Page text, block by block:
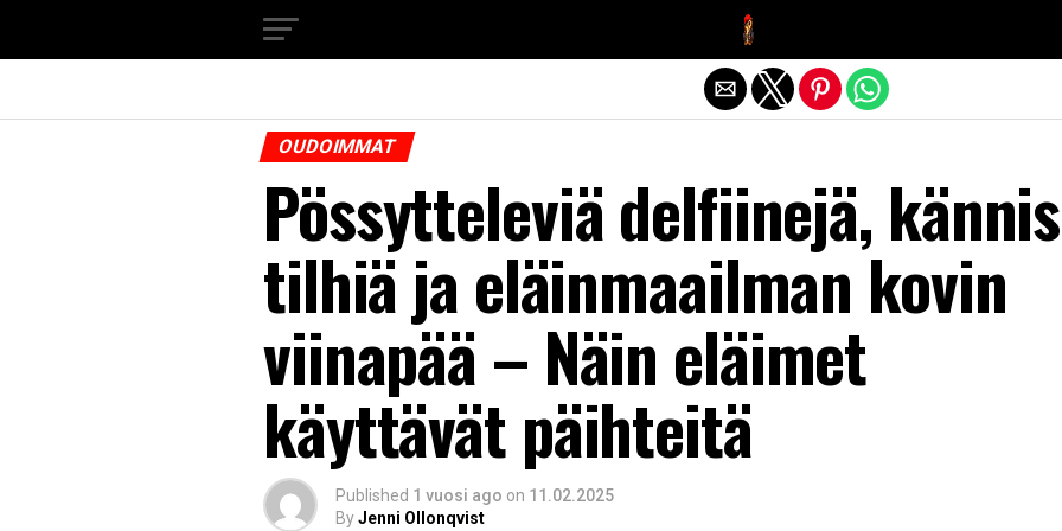
OUDOIMMAT
Pössytteleviä delfiinejä,
tilhiä ja eläinmaailman kovin
viinapää – Näin eläimet
käyttävät päihteitä
Published 1 vuosi ago on 11.02.2025
ByJenni Ollonqvist
Exit mobile version